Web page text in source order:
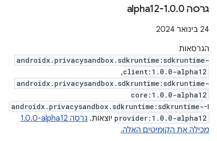
גרסה 1 .0.0-alpha12
‫24 בינואר 2024
הגרסאות
androidx.privacysandbox.sdkruntime:sdkruntime-
client:1.0.0-alpha12
,
androidx.privacysandbox.sdkruntime:sdkruntime-
core:1.0.0-alpha12
ו-androidx.privacysandbox.sdkruntime:sdkruntime-
provider:1.0.0-alpha12 יוצאות.
גרסה ‎1.0.0-alpha12
מכילה את הקומיטים האלה.